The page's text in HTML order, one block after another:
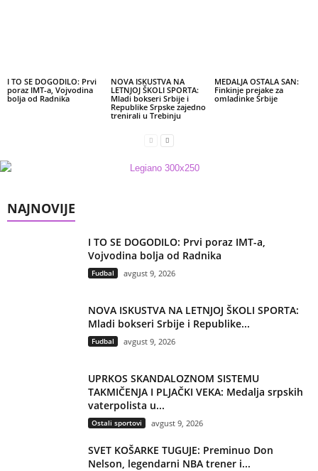
I TO SE DOGODILO: Prvi
poraz IMT-a, Vojvodina
bolja od Radnika
NOVA ISKUSTVA NA
LETNJOJ ŠKOLI SPORTA:
Mladi bokseri Srbije i
Republike Srpske zajedno
trenirali u Trebinju
MEDALJA OSTALA SAN:
Finkinje prejake za
omladinke Srbije
NAJNOVIJE
I TO SE DOGODILO: Prvi poraz IMT-a,
Vojvodina bolja od Radnika
Fudbal avgust 9, 2026
NOVA ISKUSTVA NA LETNJOJ ŠKOLI SPORTA:
Mladi bokseri Srbije i Republike...
Fudbal avgust 9, 2026
UPRKOS SKANDALOZNOM SISTEMU
TAKMIČENJA I PLJAČKI VEKA: Medalja srpskih
vaterpolista u...
Ostali sportovi avgust 9, 2026
SVET KOŠARKE TUGUJE: Preminuo Don
Nelson, legendarni NBA trener i...